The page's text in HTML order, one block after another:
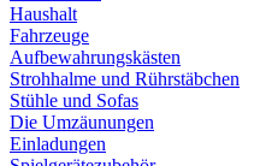
Haushalt
Fahrzeuge
Aufbewahrungskästen
Strohhalme und Rührstäbchen
Stühle und Sofas
Die Umzäunungen
Einladungen